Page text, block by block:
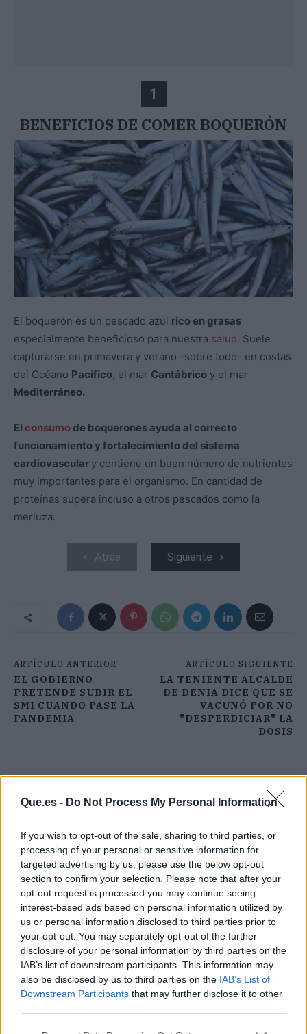
Que.es - Do Not Process My Personal Information
If you wish to opt-out of the sale, sharing to third parties, or
processing of your personal or sensitive information for
targeted advertising by us, please use the below opt-out
section to confirm your selection. Please note that after your
opt-out request is processed you may continue seeing
interest-based ads based on personal information utilized by
us or personal information disclosed to third parties prior to
your opt-out. You may separately opt-out of the further
disclosure of your personal information by third parties on the
IAB’s list of downstream participants. This information may
also be disclosed by us to third parties on the IAB’s List of
Downstream Participants that may further disclose it to other
1
BENEFICIOS DE COMER BOQUERÓN
El boquerón es un pescado azul rico en grasas
especialmente beneficioso para nuestra salud. Suele
capturarse en primavera y verano -sobre todo- en costas
del Océano Pacífico, el mar Cantábrico y el mar
Mediterráneo.
El consumo de boquerones ayuda al correcto
funcionamiento y fortalecimiento del sistema
cardiovascular y contiene un buen número de nutrientes
muy importantes para el organismo. En cantidad de
proteínas supera incluso a otros pescados como la
merluza.
Atrás Siguiente
ARTÍCULO ANTERIOR
EL GOBIERNO
PRETENDE SUBIR EL
SMI CUANDO PASE LA
PANDEMIA
ARTÍCULO SIGUIENTE
LA TENIENTE ALCALDE
DE DENIA DICE QUE SE
VACUNÓ POR NO
"DESPERDICIAR" LA
DOSIS
Publicidad